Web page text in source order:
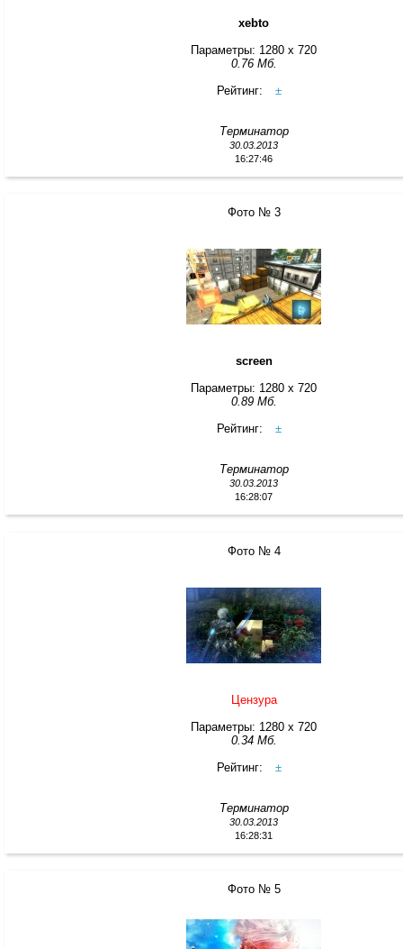
xebto
Параметры: 1280 x 720
0.76 Мб.
Рейтинг:
±
Терминатор
30.03.2013
16:27:46
Фото № 3
screen
Параметры: 1280 x 720
0.89 Мб.
Рейтинг:
±
Терминатор
30.03.2013
16:28:07
Фото № 4
Цензура
Параметры: 1280 x 720
0.34 Мб.
Рейтинг:
±
Терминатор
30.03.2013
16:28:31
Фото № 5